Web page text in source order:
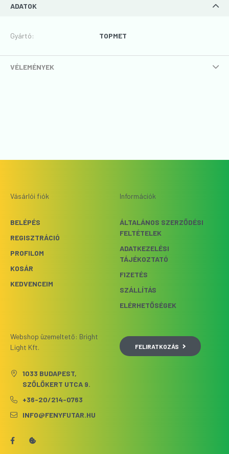
ADATOK
Gyártó: TOPMET
VÉLEMÉNYEK
Vásárlói fiók
BELÉPÉS
REGISZTRÁCIÓ
PROFILOM
KOSÁR
KEDVENCEIM
Információk
ÁLTALÁNOS SZERZŐDÉSI
FELTÉTELEK
ADATKEZELÉSI
TÁJÉKOZTATÓ
FIZETÉS
SZÁLLÍTÁS
ELÉRHETŐSÉGEK
Webshop üzemeltető: Bright
Light Kft.
1033 BUDAPEST,
SZŐLŐKERT UTCA 9.
+36-20/214-0763
INFO@FENYFUTAR.HU
FELIRATKOZÁS